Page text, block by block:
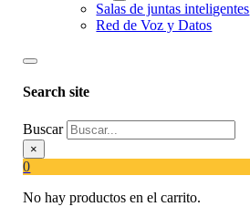
Salas de juntas inteligentes
Red de Voz y Datos
Search site
Buscar
×
0
No hay productos en el carrito.